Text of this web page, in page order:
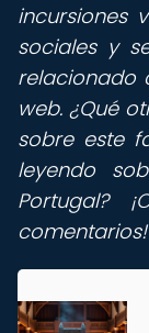
incursiones
sociales y
relacionado
web. ¿Qué
sobre este
leyendo
Portugal?
comentarios!